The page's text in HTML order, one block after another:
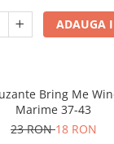
ADAUGA
Bring Me
Marime 37-43
23 RON18 RON